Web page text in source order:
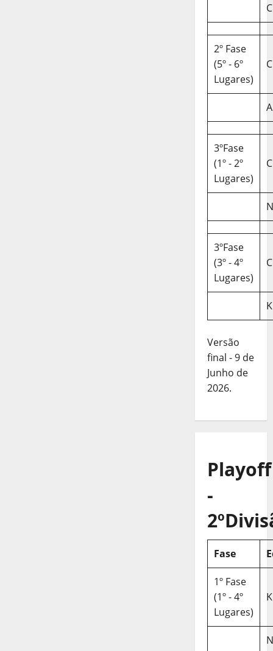
2º Fase
(5º - 6º
Lugares)
3ºFase
(1º - 2º
Lugares)
3ºFase
(3º - 4º
Lugares)
Versão
final - 9 de
Junho de
2026.
Playoff
-
Fase
1º Fase
(1º - 4º
Lugares)